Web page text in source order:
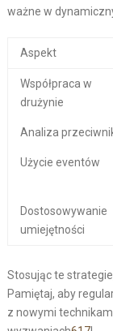
ważne w
Aspekt
Współpraca w
drużynie
Analiza
Użycie eventów
Dostosowywanie
umiejętności
Stosując te
Pamiętaj, aby
z nowymi